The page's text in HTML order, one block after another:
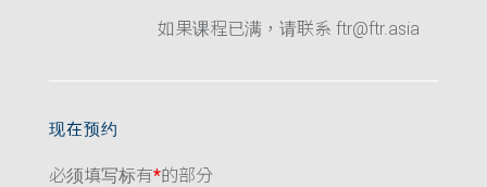
如果课程已满，请联系 ftr@ftr.asia
现在预约
必须填写标有*的部分